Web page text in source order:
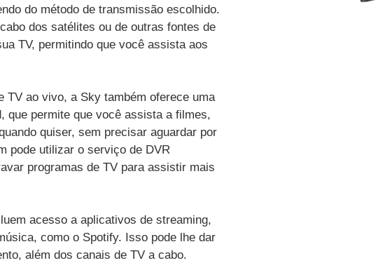
do método de transmissão escolhido.
dos satélites ou de outras fontes de
TV, permitindo que você assista aos
TV ao vivo, a Sky também oferece uma
que permite que você assista a filmes,
quiser, sem precisar aguardar por
pode utilizar o serviço de DVR
programas de TV para assistir mais
acesso a aplicativos de streaming,
como o Spotify. Isso pode lhe dar
além dos canais de TV a cabo.